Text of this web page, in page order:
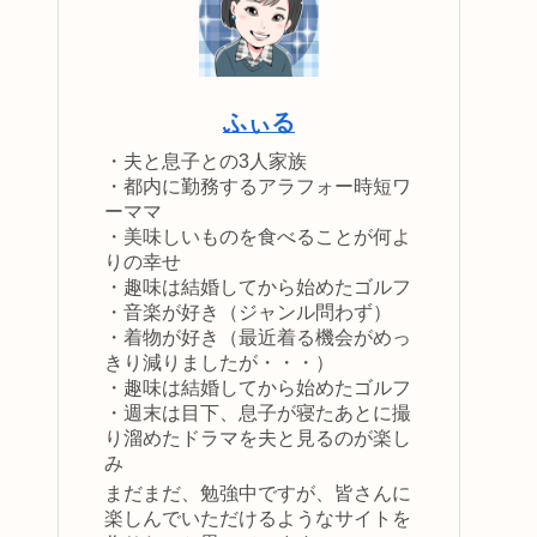
ふぃる
・夫と息子との3人家族
・都内に勤務するアラフォー時短ワ
ーママ
・美味しいものを食べることが何よ
りの幸せ
・趣味は結婚してから始めたゴルフ
・音楽が好き（ジャンル問わず）
・着物が好き（最近着る機会がめっ
きり減りましたが・・・）
・趣味は結婚してから始めたゴルフ
・週末は目下、息子が寝たあとに撮
り溜めたドラマを夫と見るのが楽し
み
まだまだ、勉強中ですが、皆さんに
楽しんでいただけるようなサイトを